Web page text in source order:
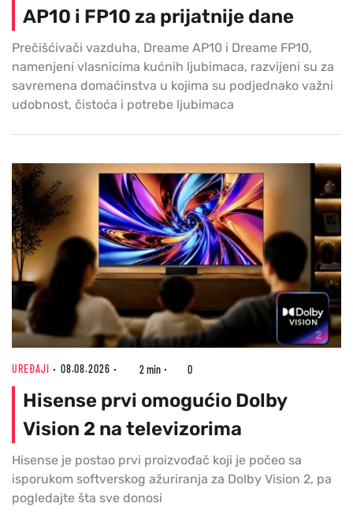
AP10 i FP10 za prijatnije dane
Prečišćivači vazduha, Dreame AP10 i Dreame FP10,
namenjeni vlasnicima kućnih ljubimaca, razvijeni su za
savremena domaćinstva u kojima su podjednako važni
udobnost, čistoća i potrebe ljubimaca
UREĐAJI 08.08.2026 2 min 0
Hisense prvi omogućio Dolby
Vision 2 na televizorima
Hisense je postao prvi proizvođač koji je počeo sa
isporukom softverskog ažuriranja za Dolby Vision 2, pa
pogledajte šta sve donosi